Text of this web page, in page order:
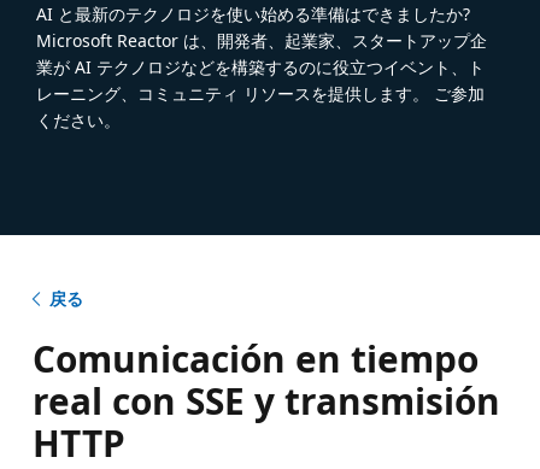
AI と最新のテクノロジを使い始める準備はできましたか?
Microsoft Reactor は、開発者、起業家、スタートアップ企
業が AI テクノロジなどを構築するのに役立つイベント、ト
レーニング、コミュニティ リソースを提供します。 ご参加
ください。
戻る
Comunicación en tiempo
real con SSE y transmisión
HTTP